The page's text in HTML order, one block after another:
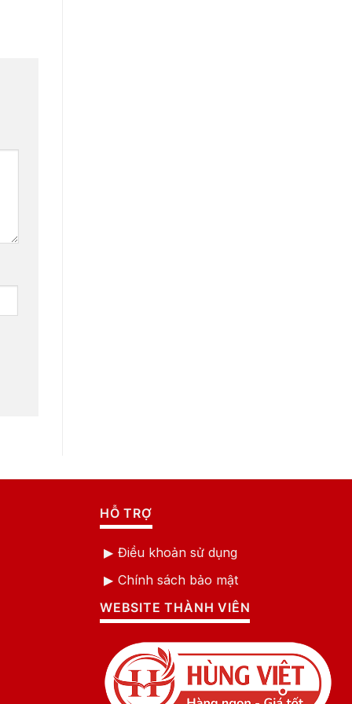
HỖ TRỢ
Điều khoản sử dụng
Chính sách bảo mật
WEBSITE THÀNH VIÊN